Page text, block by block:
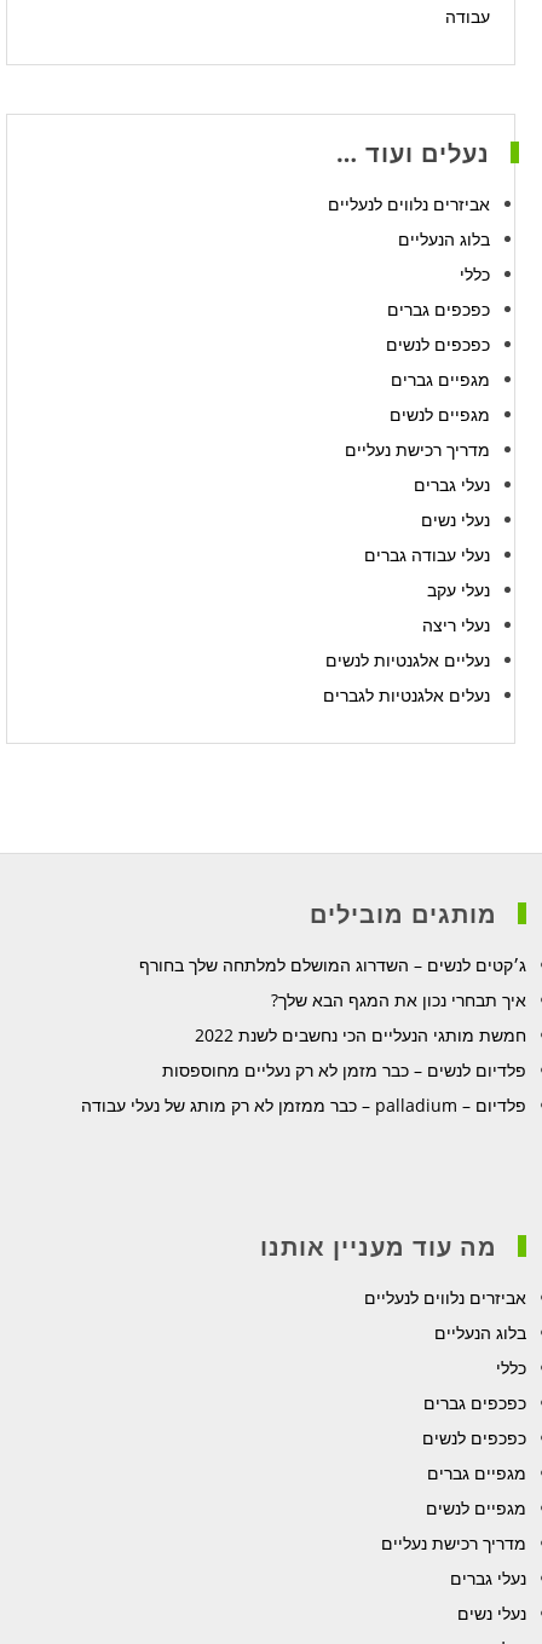
עבודה
נעלים ועוד …
אביזרים נלווים לנעליים
בלוג הנעליים
כללי
כפכפים גברים
כפכפים לנשים
מגפיים גברים
מגפיים לנשים
מדריך רכישת נעליים
נעלי גברים
נעלי נשים
נעלי עבודה גברים
נעלי עקב
נעלי ריצה
נעליים אלגנטיות לנשים
נעלים אלגנטיות לגברים
מותגים מובילים
ג׳קטים לנשים – השדרוג המושלם למלתחה שלך בחורף
איך תבחרי נכון את המגף הבא שלך?
חמשת מותגי הנעליים הכי נחשבים לשנת 2022
פלדיום לנשים – כבר מזמן לא רק נעליים מחוספסות
פלדיום – palladium – כבר ממזמן לא רק מותג של נעלי עבודה
מה עוד מעניין אותנו
אביזרים נלווים לנעליים
בלוג הנעליים
כללי
כפכפים גברים
כפכפים לנשים
מגפיים גברים
מגפיים לנשים
מדריך רכישת נעליים
נעלי גברים
נעלי נשים